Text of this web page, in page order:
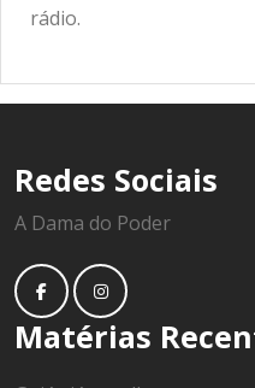
rádio.
Redes Sociais
A Dama do Poder
Matérias